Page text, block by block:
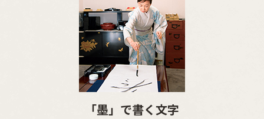
「墨」で書く文字